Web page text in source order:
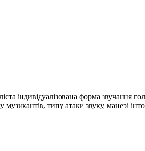
індивідуалізована форма звучання
типу атаки звуку, манері